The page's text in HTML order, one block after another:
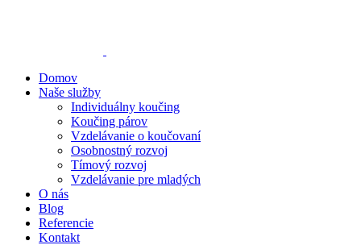
Domov
Naše služby
Individuálny koučing
Koučing párov
Vzdelávanie o koučovaní
Osobnostný rozvoj
Tímový rozvoj
Vzdelávanie pre mladých
O nás
Blog
Referencie
Kontakt